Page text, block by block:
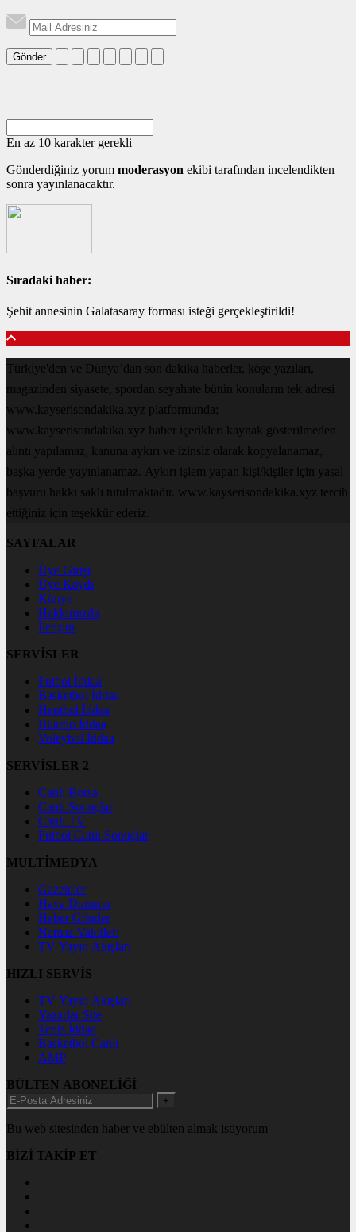
Gönder
En az 10 karakter gerekli
Gönderdiğiniz yorum moderasyon ekibi tarafından incelendikten
sonra yayınlanacaktır.
Sıradaki haber:
Şehit annesinin Galatasaray forması isteği gerçekleştirildi!
Türkiye'den ve Dünya’dan son dakika haberler, köşe yazıları,
magazinden siyasete, spordan seyahate bütün konuların tek adresi
www.kayserisondakika.xyz platformunda;
www.kayserisondakika.xyz haber içerikleri kaynak gösterilmeden
alıntı yapılamaz, kanuna aykırı ve izinsiz olarak kopyalanamaz,
başka yerde yayınlanamaz. Aykırı işlem yapan kişi/kişiler için yasal
başvuru hakkı saklı tutulmaktadır. www.kayserisondakika.xyz tercih
ettiğiniz için teşekkür ederiz.
SAYFALAR
Üye Girişi
Üye Kaydı
Künye
Hakkımızda
İletişim
SERVİSLER
Futbol İddaa
Basketbol İddaa
Hentbol İddaa
Bilardo İddaa
Voleybol İddaa
SERVİSLER 2
Canlı Borsa
Canlı Sonuçlar
Canlı TV
Futbol Canlı Sonuçlar
MULTİMEDYA
Gazeteler
Hava Durumu
Haber Gönder
Namaz Vakitleri
TV Yayın Akışları
HIZLI SERVİS
TV Yayın Akışları
Yazarlar Site
Tenis İddaa
Basketbol Canlı
AMP
BÜLTEN ABONELİĞİ
+
Bu web sitesinden haber ve ebülten almak istiyorum
BİZİ TAKİP ET